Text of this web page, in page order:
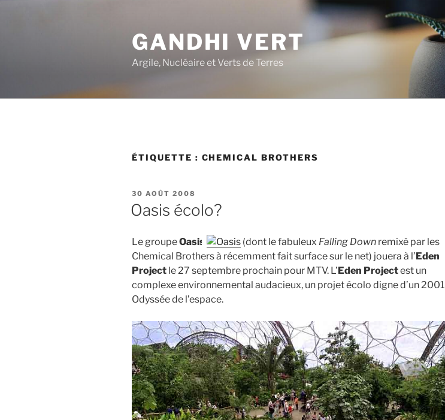
GANDHI VERT
Argile, Nucléaire et Verts de Terres
ÉTIQUETTE : CHEMICAL BROTHERS
PUBLIÉ
LE
30 AOÛT 2008
Oasis écolo?
Le groupeOasis (dont le fabuleux Falling Down remixé par les
Chemical Brothers à récemment fait surface sur le net) jouera à l’Eden
Project le 27 septembre prochain pour MTV. L’Eden Projectest un
complexe environnemental audacieux, un projet écolo digne d’un 2001
Odyssée de l’espace.